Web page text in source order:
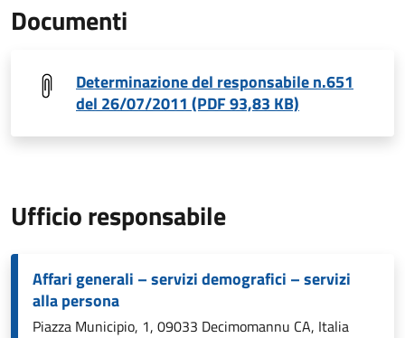
Documenti
Determinazione del responsabile n.651
del 26/07/2011 (PDF 93,83 KB)
Ufficio responsabile
Affari generali – servizi demografici – servizi
alla persona
Piazza Municipio, 1, 09033 Decimomannu CA, Italia